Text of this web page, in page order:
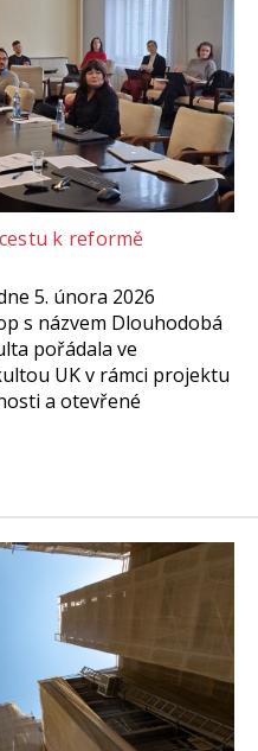
k reformě
5. února 2026
s názvem Dlouhodobá
pořádala ve
UK v rámci projektu
a otevřené